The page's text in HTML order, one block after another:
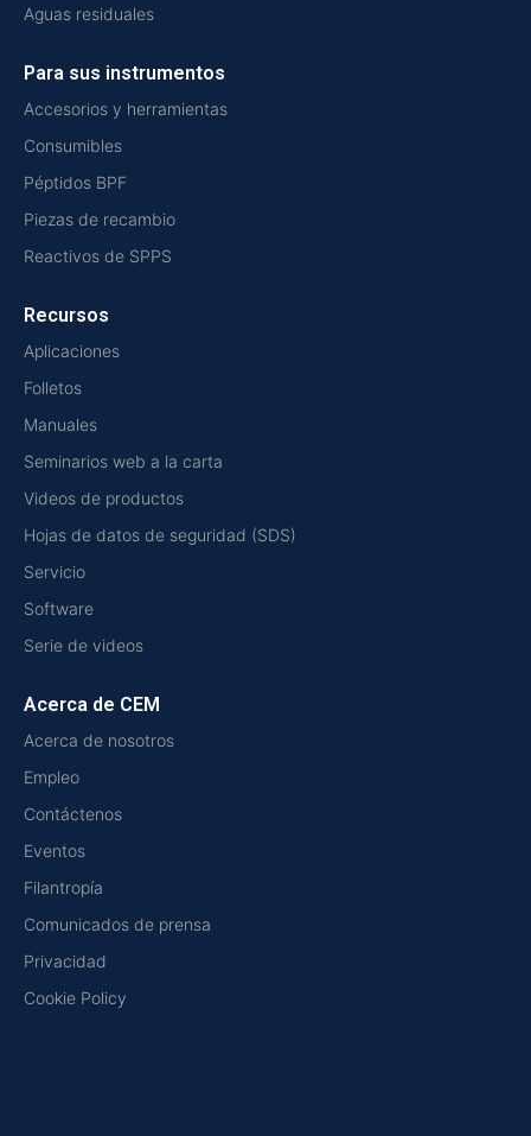
Aguas residuales
Para sus instrumentos
Accesorios y herramientas
Consumibles
Péptidos BPF
Piezas de recambio
Reactivos de SPPS
Recursos
Aplicaciones
Folletos
Manuales
Seminarios web a la carta
Videos de productos
Hojas de datos de seguridad (SDS)
Servicio
Software
Serie de videos
Acerca de CEM
Acerca de nosotros
Empleo
Contáctenos
Eventos
Filantropía
Comunicados de prensa
Privacidad
Cookie Policy